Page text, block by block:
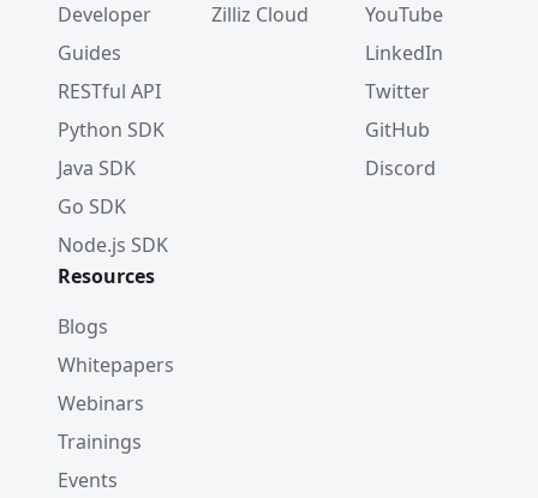
Developer
Guides
RESTful API
Python SDK
Java SDK
Go SDK
Node.js SDK
Zilliz Cloud
YouTube
LinkedIn
Twitter
GitHub
Discord
Resources
Blogs
Whitepapers
Webinars
Trainings
Events